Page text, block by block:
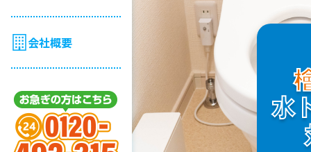
会社概要
水